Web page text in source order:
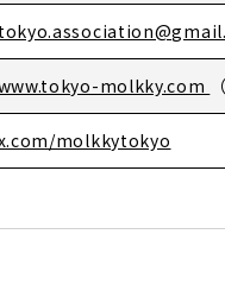
molkky.com
molkkytokyo